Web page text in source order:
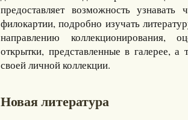
предоставляет возможность
филокартии, подробно изучать
направлению коллекционирования,
открытки, представленные в галерее, а
своей личной коллекции.
Новая литература